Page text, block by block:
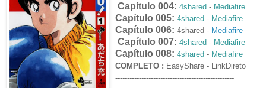
Capítulo 004: 4shared - Mediafire
Capítulo 005: 4shared - Mediafire
Capítulo 006: 4shared - Mediafire
Capítulo 007: 4shared - Mediafire
Capítulo 008: 4shared - Mediafire
COMPLETO : EasyShare - LinkDireto
--------------------------------------------------